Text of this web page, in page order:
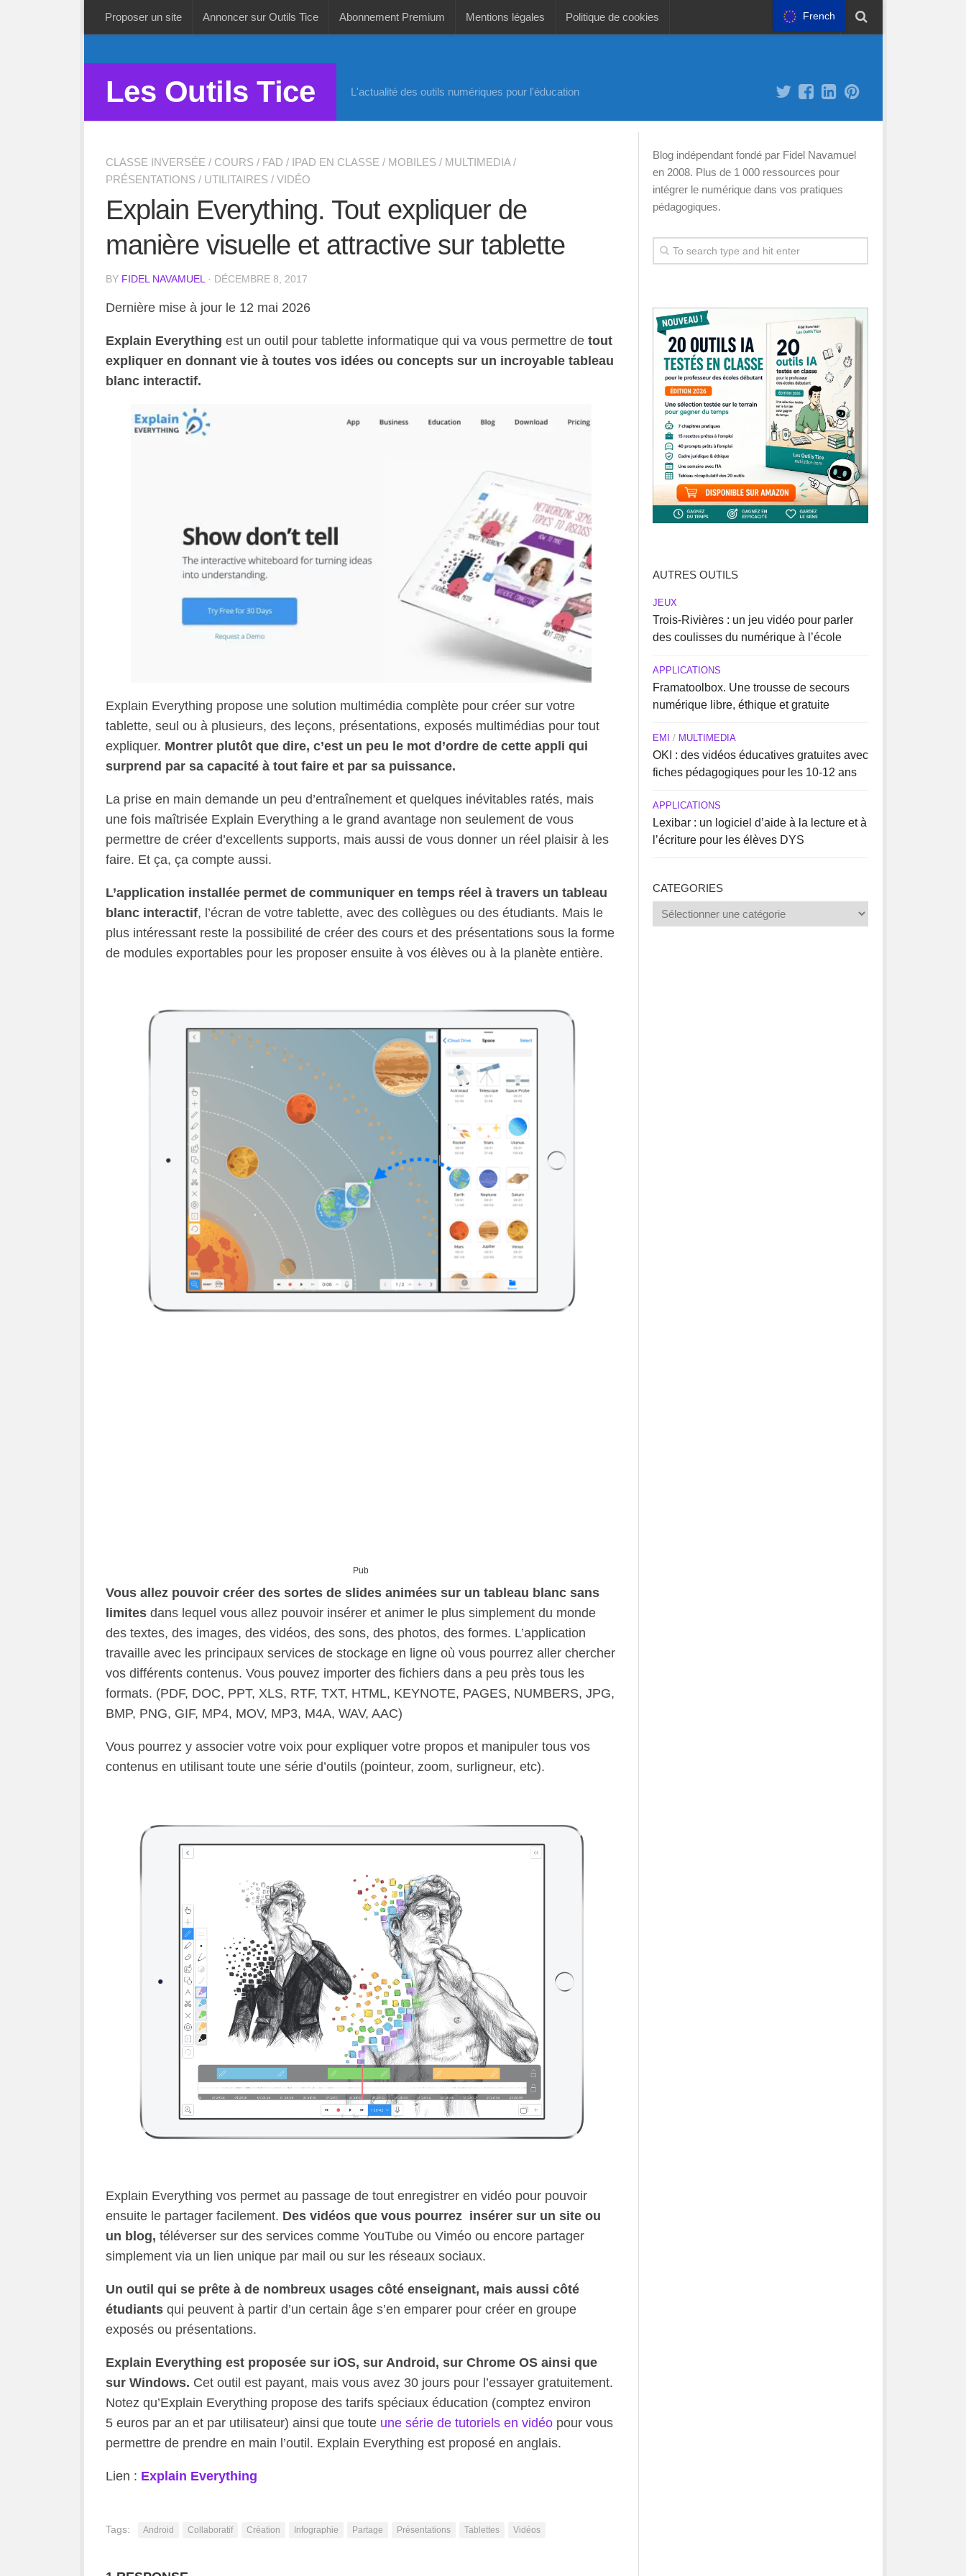
Proposer un site Annoncer sur Outils Tice Abonnement Premium Mentions légales Politique de cookies
Les Outils Tice L'actualité des outils numériques pour l'éducation
CLASSE INVERSÉE / COURS / FAD / IPAD EN CLASSE / MOBILES / MULTIMEDIA /
PRÉSENTATIONS / UTILITAIRES / VIDÉO
Explain Everything. Tout expliquer de
manière visuelle et attractive sur tablette
BY FIDEL NAVAMUEL · DÉCEMBRE 8, 2017
Dernière mise à jour le 12 mai 2026
Explain Everything est un outil pour tablette informatique qui va vous permettre de tout
expliquer en donnant vie à toutes vos idées ou concepts sur un incroyable tableau
blanc interactif.
Explain Everything propose une solution multimédia complète pour créer sur votre
tablette, seul ou à plusieurs, des leçons, présentations, exposés multimédias pour tout
expliquer. Montrer plutôt que dire, c’est un peu le mot d’ordre de cette appli qui
surprend par sa capacité à tout faire et par sa puissance.
La prise en main demande un peu d’entraînement et quelques inévitables ratés, mais
une fois maîtrisée Explain Everything a le grand avantage non seulement de vous
permettre de créer d’excellents supports, mais aussi de vous donner un réel plaisir à les
faire. Et ça, ça compte aussi.
L’application installée permet de communiquer en temps réel à travers un tableau
blanc interactif, l’écran de votre tablette, avec des collègues ou des étudiants. Mais le
plus intéressant reste la possibilité de créer des cours et des présentations sous la forme
de modules exportables pour les proposer ensuite à vos élèves ou à la planète entière.
Pub
Vous allez pouvoir créer des sortes de slides animées sur un tableau blanc sans
limitesdans lequel vous allez pouvoir insérer et animer le plus simplement du monde
des textes, des images, des vidéos, des sons, des photos, des formes. L’application
travaille avec les principaux services de stockage en ligne où vous pourrez aller chercher
vos différents contenus. Vous pouvez importer des fichiers dans a peu près tous les
formats. (PDF, DOC, PPT, XLS, RTF, TXT, HTML, KEYNOTE, PAGES, NUMBERS, JPG,
BMP, PNG, GIF, MP4, MOV, MP3, M4A, WAV, AAC)
Vous pourrez y associer votre voix pour expliquer votre propos et manipuler tous vos
contenus en utilisant toute une série d’outils (pointeur, zoom, surligneur, etc).
Explain Everything vos permet au passage de tout enregistrer en vidéo pour pouvoir
ensuite le partager facilement. Des vidéos que vous pourrez insérer sur un site ou
un blog, téléverser sur des services comme YouTube ou Viméo ou encore partager
simplement via un lien unique par mail ou sur les réseaux sociaux.
Un outil qui se prête à de nombreux usages côté enseignant, mais aussi côté
étudiantsqui peuvent à partir d’un certain âge s’en emparer pour créer en groupe
exposés ou présentations.
Explain Everything est proposée sur iOS, sur Android, sur Chrome OS ainsi que
sur Windows. Cet outil est payant, mais vous avez 30 jours pour l’essayer gratuitement.
Notez qu’Explain Everything propose des tarifs spéciaux éducation (comptez environ
5 euros par an et par utilisateur) ainsi que toute une série de tutoriels en vidéo pour vous
permettre de prendre en main l’outil. Explain Everything est proposé en anglais.
Lien : Explain Everything
Tags: Android Collaboratif Création Infographie Partage Présentations Tablettes Vidéos
Blog indépendant fondé par Fidel Navamuel
en 2008. Plus de 1 000 ressources pour
intégrer le numérique dans vos pratiques
pédagogiques.
AUTRES OUTILS
JEUX
Trois-Rivières : un jeu vidéo pour parler
des coulisses du numérique à l’école
APPLICATIONS
Framatoolbox. Une trousse de secours
numérique libre, éthique et gratuite
EMI / MULTIMEDIA
OKI : des vidéos éducatives gratuites avec
fiches pédagogiques pour les 10-12 ans
APPLICATIONS
Lexibar : un logiciel d’aide à la lecture et à
l’écriture pour les élèves DYS
CATEGORIES
Categories
French